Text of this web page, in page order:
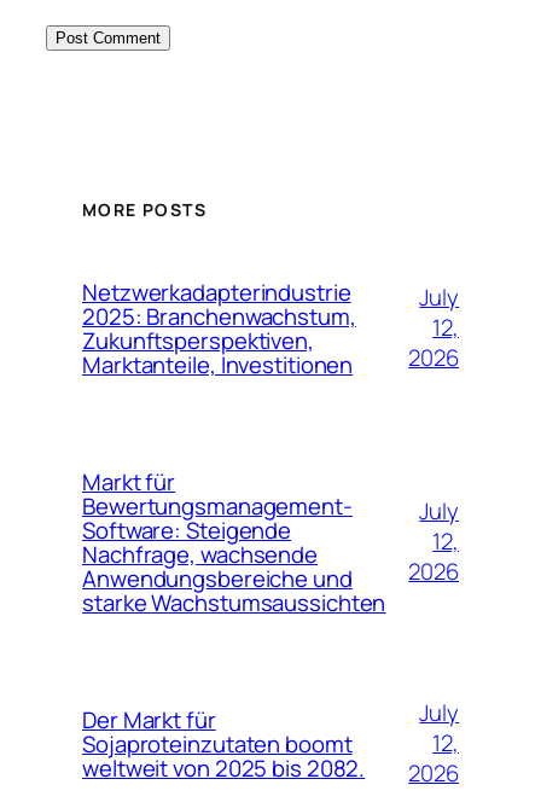
MORE POSTS
Netzwerkadapterindustrie
2025: Branchenwachstum,
Zukunftsperspektiven,
Marktanteile, Investitionen
July
12,
2026
Markt für
Bewertungsmanagement-
Software: Steigende
Nachfrage, wachsende
Anwendungsbereiche und
starke Wachstumsaussichten
July
12,
2026
Der Markt für
Sojaproteinzutaten boomt
weltweit von 2025 bis 2082.
July
12,
2026